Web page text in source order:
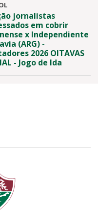
jornalistas
em cobrir
x Independiente
(ARG) -
2026 OITAVAS
- Jogo de Ida